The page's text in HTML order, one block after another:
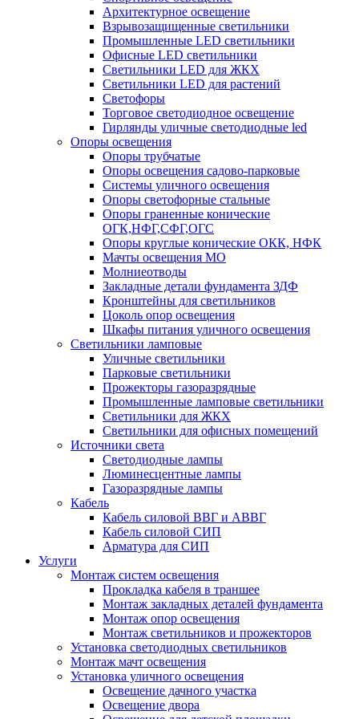
Архитектурное освещение
Взрывозащищенные светильники
Промышленные LED светильники
Офисные LED светильники
Cветильники LED для ЖКХ
Светильники LED для растений
Светофоры
Торговое светодиодное освещение
Гирлянды уличные светодиодные led
Опоры освещения
Опоры трубчатые
Опоры освещения садово-парковые
Системы уличного освещения
Опоры светофорные стальные
Опоры граненные конические
ОГК,НФГ,СФГ,ОГС
Опоры круглые конические ОКК, НФК
Мачты освещения МО
Молниеотводы
Закладные детали фундамента ЗДФ
Кронштейны для светильников
Цоколь опор освещения
Шкафы питания уличного освещения
Светильники ламповые
Уличные светильники
Парковые светильники
Прожекторы газоразрядные
Промышленные ламповые светильники
Светильники для ЖКХ
Светильники для офисных помещений
Источники света
Светодиодные лампы
Люминесцентные лампы
Газоразрядные лампы
Кабель
Кабель силовой ВВГ и АВВГ
Кабель силовой СИП
Арматура для СИП
Услуги
Монтаж систем освещения
Прокладка кабеля в траншее
Монтаж закладных деталей фундамента
Монтаж опор освещения
Монтаж светильников и прожекторов
Установка светодиодных светильников
Монтаж мачт освещения
Установка уличного освещения
Освещение дачного участка
Освещение двора